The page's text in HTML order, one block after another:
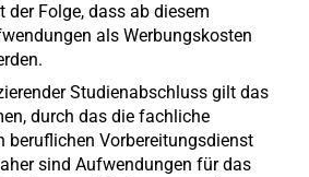
Folge, dass ab diesem
als Werbungskosten
Studienabschluss gilt das
durch das die fachliche
beruflichen Vorbereitungsdienst
sind Aufwendungen für das